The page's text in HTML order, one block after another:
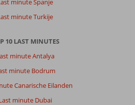
minute Turkije
10 LAST MINUTES
minute Antalya
minute Bodrum
Canarische Eilanden
minute Dubai